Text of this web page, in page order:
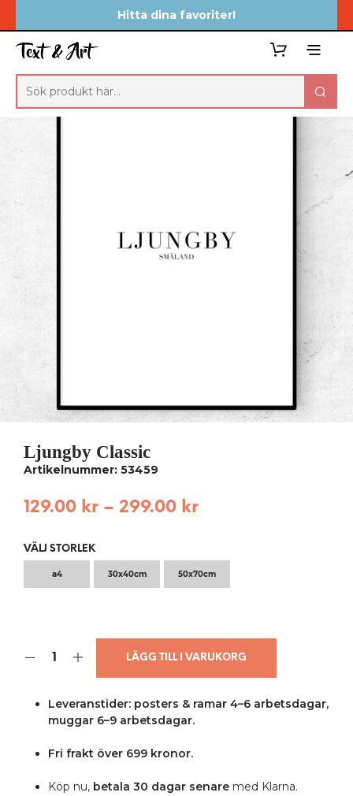
Hitta dina favoriter!
Ljungby Classic
Artikelnummer: 53459
129.00 kr – 299.00 kr
VÄLJ STORLEK
a4 30x40cm 50x70cm
LÄGG TILL I VARUKORG
Leveranstider: posters & ramar 4–6 arbetsdagar,
muggar 6–9 arbetsdagar.
Fri frakt över 699 kronor.
Köp nu,betala 30 dagar senaremed Klarna.